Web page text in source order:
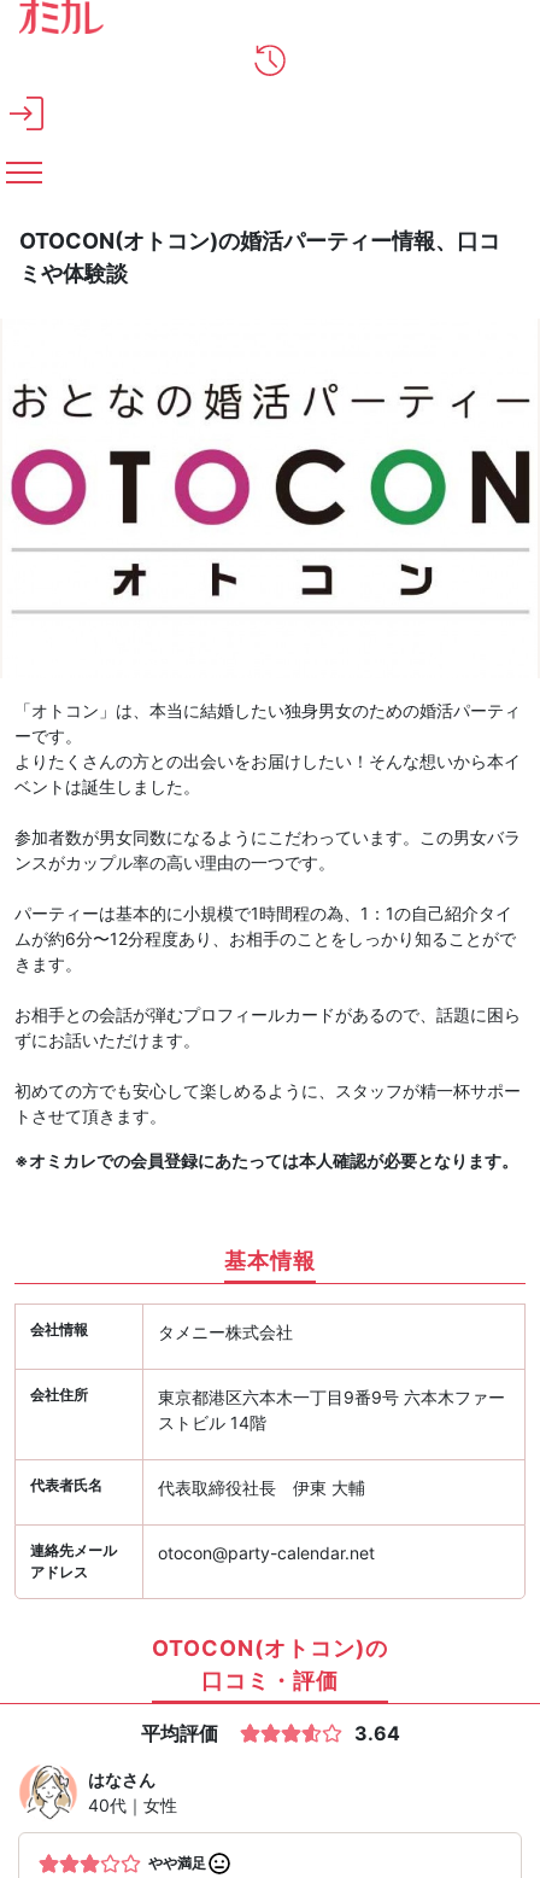
メインコンテンツへスキップ
OTOCON(オトコン)の婚活パーティー情報、口コ
ミや体験談
「オトコン」は、本当に結婚したい独身男女のための婚活パーティ
ーです。
よりたくさんの方との出会いをお届けしたい！そんな想いから本イ
ベントは誕生しました。
参加者数が男女同数になるようにこだわっています。この男女バラ
ンスがカップル率の高い理由の一つです。
パーティーは基本的に小規模で1時間程の為、1：1の自己紹介タイ
ムが約6分〜12分程度あり、お相手のことをしっかり知ることがで
きます。
お相手との会話が弾むプロフィールカードがあるので、話題に困ら
ずにお話いただけます。
初めての方でも安心して楽しめるように、スタッフが精一杯サポー
トさせて頂きます。
※オミカレでの会員登録にあたっては本人確認が必要となります。
基本情報
会社情報 タメニー株式会社
会社住所
東京都港区六本木一丁目9番9号 六本木ファー
ストビル 14階
代表者氏名 代表取締役社長 伊東 大輔
連絡先メール
アドレス
otocon@party-calendar.net
OTOCON(オトコン)の
口コミ・評価
平均評価 3.64
はなさん
40代｜女性
やや満足